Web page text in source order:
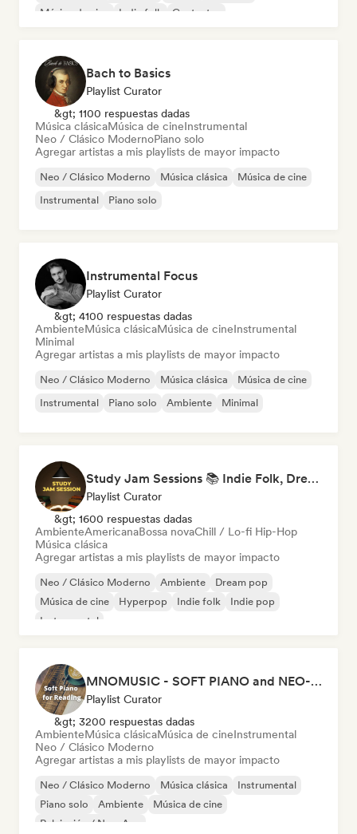
Música de cine
Indie folk Cantautor
Bach to Basics
Playlist Curator
&gt; 1100 respuestas dadas
Música clásicaMúsica de cineInstrumental
Neo / Clásico ModernoPiano solo
Agregar artistas a mis playlists de mayor impacto
Neo / Clásico Moderno Música clásica
Música de cine
Instrumental
Piano solo
Instrumental Focus
Playlist Curator
&gt; 4100 respuestas dadas
AmbienteMúsica clásicaMúsica de cineInstrumental
Minimal
Agregar artistas a mis playlists de mayor impacto
Neo / Clásico Moderno Música clásica
Música de cine
Instrumental
Piano solo Ambiente Minimal
Study Jam Sessions 📚 Indie Folk, Dream Pop & Singer-Songwriter
Playlist Curator
&gt; 1600 respuestas dadas
AmbienteAmericanaBossa novaChill / Lo-fi Hip-Hop
Música clásica
Agregar artistas a mis playlists de mayor impacto
Neo / Clásico Moderno Ambiente
Dream pop
Música de cine
Hyperpop Indie folk
Indie pop
Instrumental
MNOMUSIC - SOFT PIANO and NEO-CLASSICAL
Playlist Curator
&gt; 3200 respuestas dadas
AmbienteMúsica clásicaMúsica de cineInstrumental
Neo / Clásico Moderno
Agregar artistas a mis playlists de mayor impacto
Neo / Clásico Moderno Música clásica
Instrumental
Piano solo
Ambiente
Música de cine
Relajación / New Age